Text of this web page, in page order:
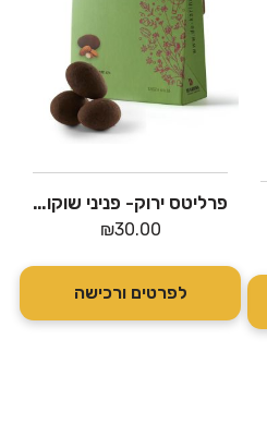
פרליטס ירוק- פניני שוקולד מריר ושקדים – דה קרינה
₪30.00
לפרטים ורכישה